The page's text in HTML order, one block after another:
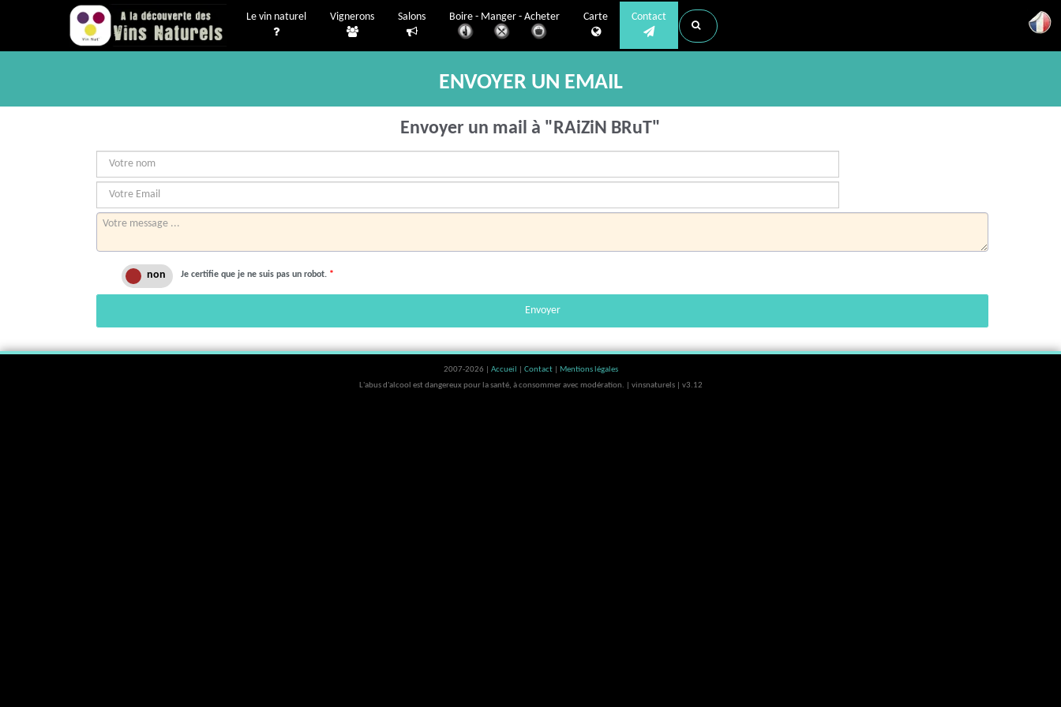
Le vin naturel Vignerons Salons Boire - Manger - Acheter Carte Contact
ENVOYER UN EMAIL
Envoyer un mail à "RAiZiN BRuT"
Je certifie que je ne suis pas un robot. *
Envoyer
2007-2026 | Accueil Contact
Mentions légales
L'abus d'alcool est dangereux pour la santé, à consommer avec modération. | vinsnaturels | v3.12